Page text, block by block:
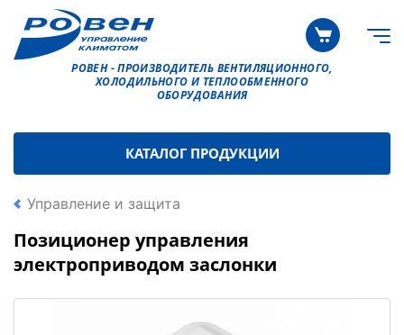
РОВЕН - ПРОИЗВОДИТЕЛЬ ВЕНТИЛЯЦИОННОГО,
ХОЛОДИЛЬНОГО И ТЕПЛООБМЕННОГО
ОБОРУДОВАНИЯ
КАТАЛОГ ПРОДУКЦИИ
Управление и защита
Позиционер управления
электроприводом заслонки